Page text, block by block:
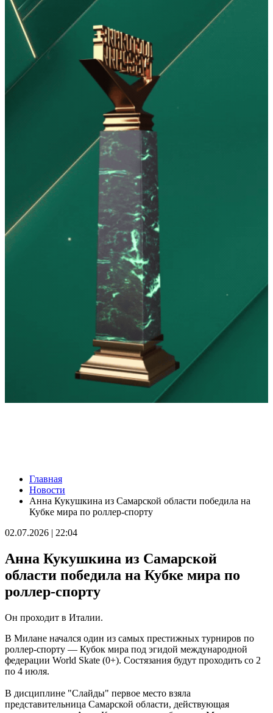
Губернатор Вячеслав Федорищев и первый заместитель
председателя Комитета Госдумы по бюджету и налогам
Леонид Симановский обсудили перспективное развитие
Самарского региона
В поселке Курумоч 6 августа столкнулись два автомобиля
Новый облик двора на Молодогвардейской: горожане
обсудили дальнейшее благоустройство
06.08.2026 | 21:41
Вячеслав Федорищев поздравил командование и личный
состав 76-й дивизии ПВО с присвоением звания
"Гвардейской"
06.08.2026 | 21:01
На заседании Правительства Самарской области обсудили
исполнение бюджета региона за первое полугодие
06.08.2026 | 20:14
Ремонт улицы XXII Партсъезда в Самаре подходит к
завершению
06.08.2026 | 18:57
В Отрадненской больнице после капремонта открылся
обновленный терапевтический корпус
Главная
Новости
Анна Кукушкина из Самарской области победила на
Кубке мира по роллер-спорту
02.07.2026 | 22:04
Анна Кукушкина из Самарской
области победила на Кубке мира по
роллер-спорту
Он проходит в Италии.
В Милане начался один из самых престижных турниров по
роллер-спорту — Кубок мира под эгидой международной
федерации World Skate (0+). Состязания будут проходить со 2
по 4 июля.
В дисциплине "Слайды" первое место взяла
представительница Самарской области, действующая